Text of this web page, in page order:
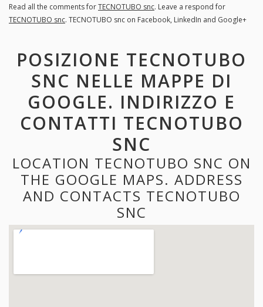
Read all the comments forTECNOTUBO snc. Leave a respond for
TECNOTUBO snc. TECNOTUBO snc on Facebook, LinkedIn and Google+
POSIZIONE TECNOTUBO
SNC NELLE MAPPE DI
GOOGLE. INDIRIZZO E
CONTATTI TECNOTUBO
SNC
LOCATION TECNOTUBO SNC ON
THE GOOGLE MAPS. ADDRESS
AND CONTACTS TECNOTUBO
SNC